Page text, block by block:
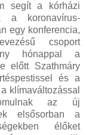
segít a kórházi
a koronavírus-
egy konferencia,
csoport
hónappal a
előtt Szathmáry
és a
klímaváltozással
az új
elsősorban a
élőket